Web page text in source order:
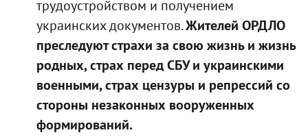
трудоустройством и получением
украинских документов.Жителей ОРДЛО
преследуют страхи за свою жизнь и жизнь
родных, страх перед СБУ и украинскими
военными, страх цензуры и репрессий со
стороны незаконных вооруженных
формирований.